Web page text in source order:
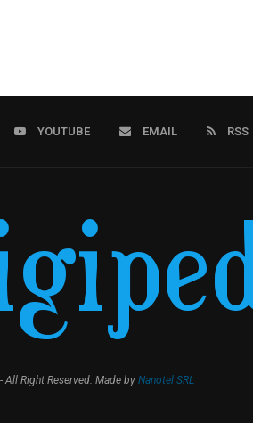
YOUTUBE EMAIL RSS
All Right Reserved. Made by Nanotel SRL